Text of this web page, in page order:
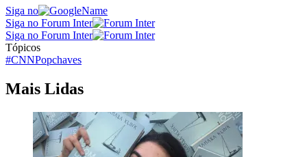
Siga no
Siga no Forum Inter
Siga no Forum Inter
Tópicos
#CNNPopchaves
Mais Lidas